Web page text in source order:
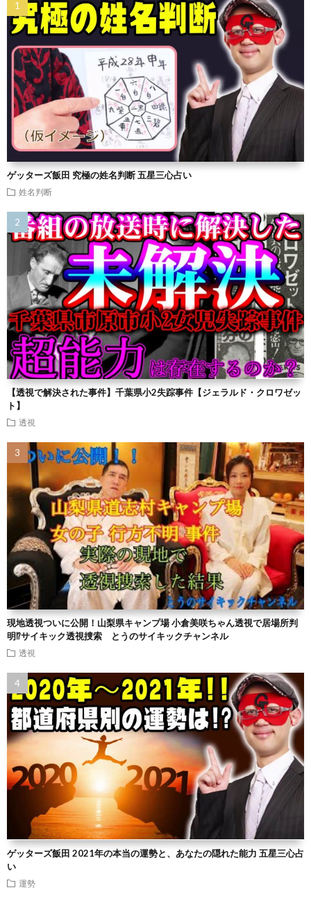
ゲッターズ飯田 究極の姓名判断 五星三心占い
姓名判断
【透視で解決された事件】千葉県小2失踪事件【ジェラルド・クロワゼッ
ト】
透視
現地透視ついに公開！山梨県キャンプ場 小倉美咲ちゃん透視で居場所判
明⁉︎サイキック透視捜索 とうのサイキックチャンネル
透視
ゲッターズ飯田 2021年の本当の運勢と、あなたの隠れた能力 五星三心占
い
運勢